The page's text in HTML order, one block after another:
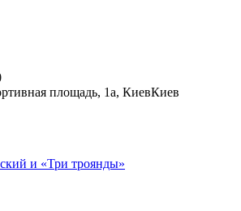
площадь, 1a, КиевКиев
и «Три троянды»